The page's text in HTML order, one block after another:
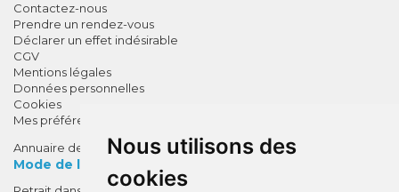
Nous utilisons des
cookies
Contactez-nous
Prendre un rendez-vous
Déclarer un effet indésirable
CGV
Mentions légales
Données personnelles
Cookies
Mes préférences Cookies
Annuaire des pharmacies
Mode de livraison